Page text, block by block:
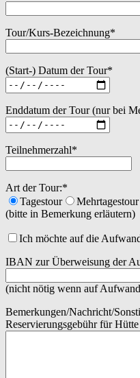
Tour/Kurs-Bezeichnung*
(Start-) Datum der Tour*
Enddatum der Tour (nur bei
Teilnehmerzahl*
Art der Tour:*
Tagestour
Mehrtagestour
(bitte in Bemerkung erläutern)
Ich möchte auf die
IBAN zur Überweisung der
(nicht nötig wenn auf
Bemerkungen/Nachricht/
Reservierungsgebühr für